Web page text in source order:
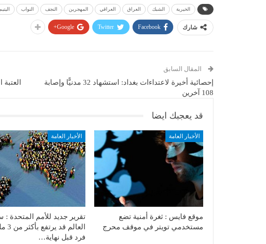
الخيرية الشبك العراق العراقي المهجرين النجف النواب اليتيم
شارك Facebook
Twitter
Google+
المقال السابق
إحصائية أخيرة لاعتداءات بغداد: استشهاد 32 مدنيًّا وإصابة
108 آخرين
قد يعجبك ايضا
الأخبار العامة
موقع فايس : ثغرة أمنية تضع
مستخدمي تويتر في موقف محرج
الأخبار العامة
تقرير جديد للأمم المتحدة :
العالم
فرد قبل نهاية…